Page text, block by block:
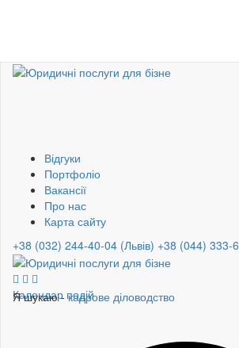
Відгуки
Портфоліо
Вакансії
Про нас
Карта сайту
+38 (032) 244-40-04 (Львів) +38 (044) 333-
Календар подій
Я шукаю -кадрове діловодство